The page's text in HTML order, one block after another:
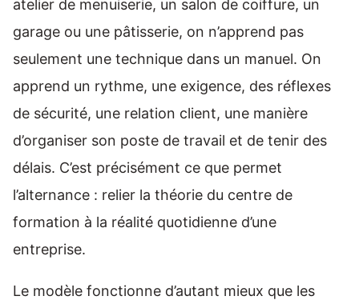
atelier de menuiserie, un salon de coiffure, un
garage ou une pâtisserie, on n’apprend pas
seulement une technique dans un manuel. On
apprend un rythme, une exigence, des réflexes
de sécurité, une relation client, une manière
d’organiser son poste de travail et de tenir des
délais. C’est précisément ce que permet
l’alternance : relier la théorie du centre de
formation à la réalité quotidienne d’une
entreprise.
Le modèle fonctionne d’autant mieux que les